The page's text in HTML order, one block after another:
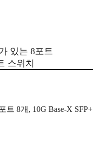
있는 8포트
스위치
트 8개 , 10G Base-X SFP+